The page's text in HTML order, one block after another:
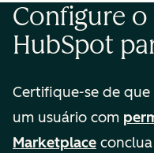
Configure
HubSpot
Certifique-se de que
um usuário com
Marketplace